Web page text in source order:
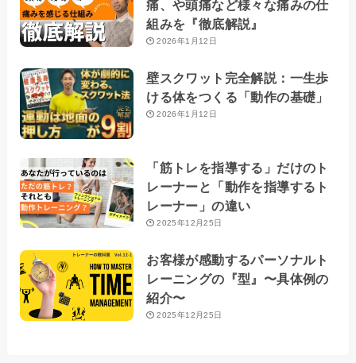
痛、や頭痛など様々な痛みの仕
組みを『徹底解説』
2026年1月12日
壁スクワット完全解説：一生歩
ける体をつくる「動作の基礎」
2026年1月12日
「筋トレを指導する」だけのト
レーナーと「動作を指導するト
レーナー」の違い
2025年12月25日
お客様が感動するパーソナルト
レーニングの『型』〜具体例の
紹介〜
2025年12月25日